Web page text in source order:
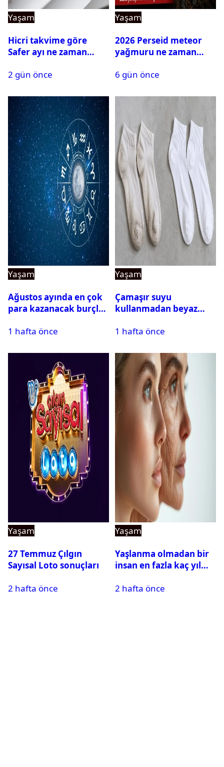
Yaşam
Hicri takvime göre
Safer ayı ne zaman
2 gün önce
Yaşam
2026 Perseid meteor
yağmuru ne zaman
6 gün önce
Yaşam
Ağustos ayında en çok
para kazanacak burçlar
1 hafta önce
Yaşam
Çamaşır suyu
kullanmadan beyaz
yapan doğal yöntem
1 hafta önce
Yaşam
27 Temmuz Çılgın
Sayısal Loto sonuçları
2 hafta önce
Yaşam
Yaşlanma olmadan bir
insan en fazla kaç yıl
2 hafta önce